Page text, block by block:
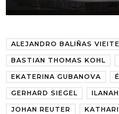
ALEJANDRO BALIÑAS
BASTIAN THOMAS KOHL
EKATERINA GUBANOVA
GERHARD SIEGEL
JOHAN REUTER